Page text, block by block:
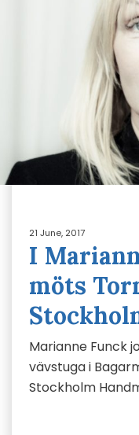
21 June, 2017
I
möts
Marianne Funck
vävstuga i
Stockholm